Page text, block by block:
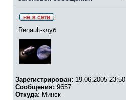
Renault-клуб
Зарегистрирован: 19.06.2005 23:50
Сообщения: 9657
Откуда: Минск